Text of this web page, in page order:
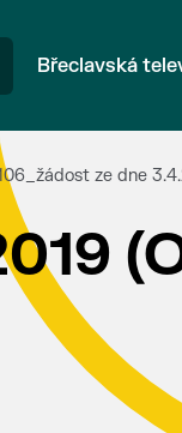
Břeclavská
ze dne